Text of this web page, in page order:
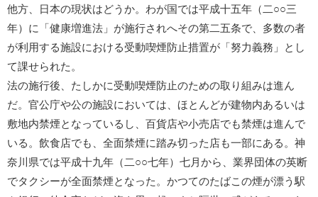
他方、日本の現状はどうか。わが国では平成十五年（二○○三
年）に「健康増進法」が施行されへその第二五条で、多数の者
が利用する施設における受動喫煙防止措置が「努力義務」とし
て課せられた。
法の施行後、たしかに受動喫煙防止のための取り組みは進ん
だ。官公庁や公の施設においては、ほとんどが建物内あるいは
敷地内禁煙となっているし、百貨店や小売店でも禁煙は進んで
いる。飲食店でも、全面禁煙に踏み切った店も一部にある。神
奈川県では平成十九年（二○○七年）七月から、業界団体の英断
でタクシーが全面禁煙となった。かつてのたばこの煙が漂う駅